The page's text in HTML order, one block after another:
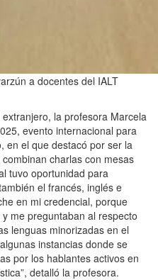
a docentes del IALT
la profesora Marcela
evento internacional para
en el que destacó por ser la
charlas con mesas
tuvo oportunidad para
el francés, inglés e
en mi credencial, porque
me preguntaban al respecto
lenguas minorizadas en el
instancias donde se
por los hablantes activos en
”, detalló la profesora.